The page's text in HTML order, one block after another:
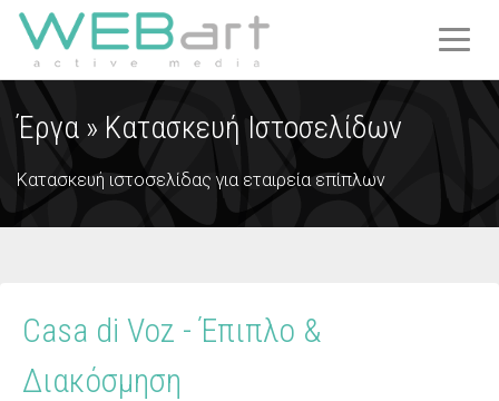
T
A
Έργα » Κατασκευή Ιστοσελίδων
Κατασκευή ιστοσελίδας για εταιρεία επίπλων
Casa di Voz - Έπιπλο &
Διακόσμηση